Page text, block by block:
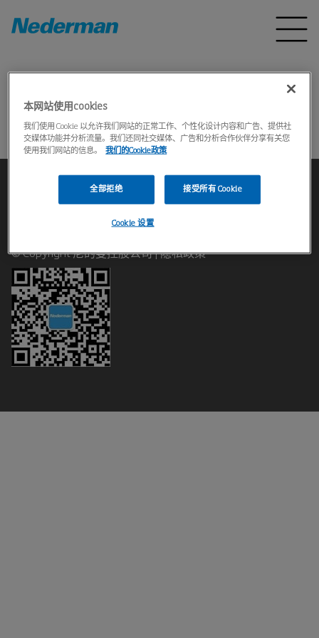
主页 产品 *
无法找到该产品
© Copyright 尼的曼控股公司 |隐私政策
本网站使用cookies
我们使用 Cookie 以允许我们网站的正常工作、个性化设计内容和广告、提供社
交媒体功能并分析流量。我们还同社交媒体、广告和分析合作伙伴分享有关您
使用我们网站的信息。
我们的Cookie政策
全部拒绝 接受所有 Cookie
Cookie 设置